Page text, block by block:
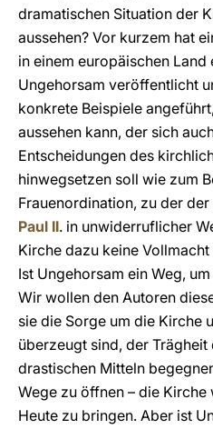
dramatischen Situation der
aussehen? Vor kurzem hat
in einem europäischen Land
Ungehorsam veröffentlicht
konkrete Beispiele
aussehen kann, der sich
Entscheidungen des
hinwegsetzen soll wie zum
Frauenordination, zu der
Paul II. in unwiderruflicher
Kirche dazu keine
Ist Ungehorsam ein Weg,
Wir wollen den Autoren
sie die Sorge um die Kirche
überzeugt sind, der
drastischen Mitteln
Wege zu öffnen – die
Heute zu bringen. Aber ist